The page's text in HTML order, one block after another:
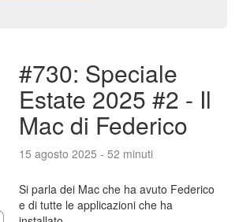
#730: Speciale
Estate 2025 #2 - Il
Mac di Federico
15 agosto 2025 - 52 minuti
Si parla dei Mac che ha avuto Federico
e di tutte le applicazioni che ha